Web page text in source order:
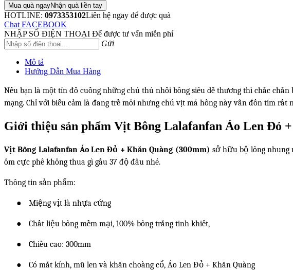
Mua quà ngayNhận quà liền tay
HOTLINE: 0973353102Liên hệ ngay để được quà
Chat FACEBOOK
NHẬP SỐ ĐIỆN THOẠI Để được tư vấn miễn phí
Gửi
Mô tả
Hướng Dẫn Mua Hàng
Nếu bạn là một tín đồ cuồng những chú thú nhồi bông siêu dễ thương thì chắc chắn
mạng. Chỉ với biểu cảm là đang trề môi nhưng chú vịt má hồng này vẫn đốn tim
Giới thiệu sản phẩm Vịt Bông Lalafanfan Áo Len Đỏ
Vịt Bông Lalafanfan Áo Len Đỏ + Khăn Quàng (300mm) sở hữu bộ lông nhung
ôm cực phê không thua gì gấu 37 độ đâu nhé.
Thông tin sản phẩm:
● Miệng vịt là nhựa cứng
● Chất liệu bông mềm mại, 100% bông trắng tinh khiết,
● Chiều cao: 300mm
● Có mắt kính, mũ len và khăn choàng cổ, Áo Len Đỏ + Khăn Quàng